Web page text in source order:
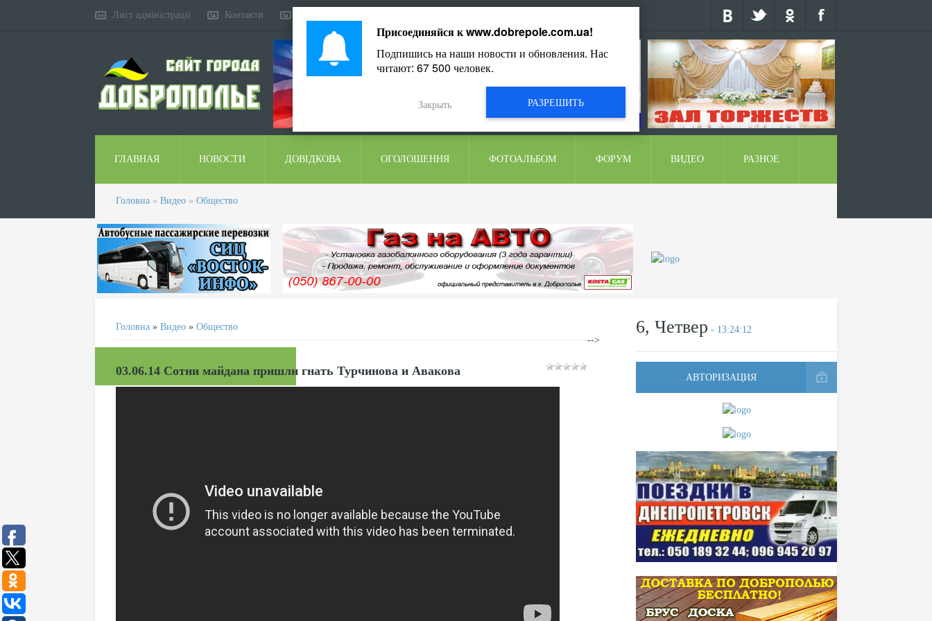
Лист адміністрації Контакти
ГЛАВНАЯ НОВОСТИ ДОВІДКОВА ОГОЛОШЕННЯ ФОТОАЛЬБОМ ФОРУМ ВИДЕО РАЗНОЕ
Головна » Видео » Общество
Головна » Видео » Общество
03.06.14 Сотни майдана пришли гнать Турчинова и Авакова
6, Четвер - 13:24:12
АВТОРИЗАЦИЯ
-->
Присоединяйся кwww.dobrepole.com.ua!
Подпишись на наши новости и обновления. Нас
читают: 67 500 человек.
РАЗРЕШИТЬ
Закрыть